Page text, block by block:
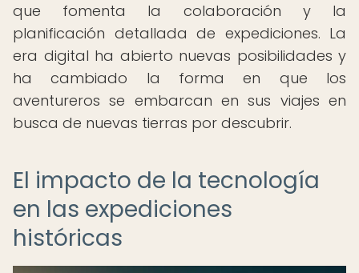
que fomenta la colaboración y la
planificación detallada de expediciones. La
era digital ha abierto nuevas posibilidades y
ha cambiado la forma en que los
aventureros se embarcan en sus viajes en
busca de nuevas tierras por descubrir.
El impacto de la tecnología
en las expediciones
históricas